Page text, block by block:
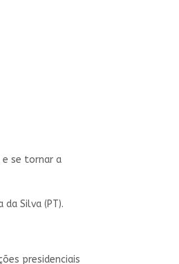
e se tornar a
Silva (PT).
presidenciais